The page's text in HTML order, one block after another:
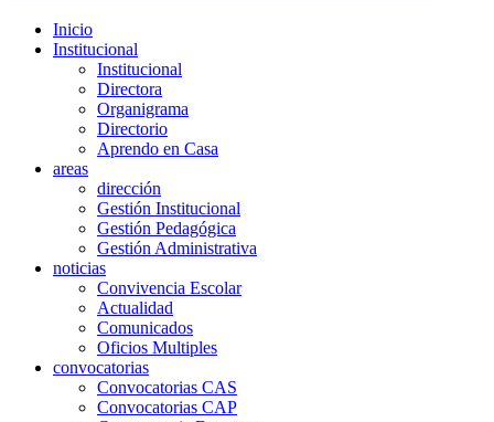
Inicio
Institucional
Institucional
Directora
Organigrama
Directorio
Aprendo en Casa
areas
dirección
Gestión Institucional
Gestión Pedagógica
Gestión Administrativa
noticias
Convivencia Escolar
Actualidad
Comunicados
Oficios Multiples
convocatorias
Convocatorias CAS
Convocatorias CAP